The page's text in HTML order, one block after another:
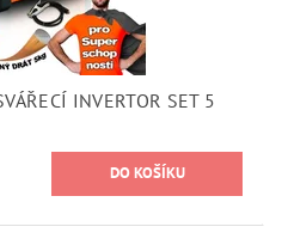
INVERTOR SET 5